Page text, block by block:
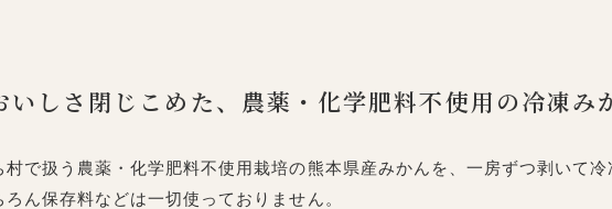
いしさ閉じこめた、農薬・化学肥料不使用の冷凍み
で扱う農薬・化学肥料不使用栽培の熊本県産みかんを、一房ずつ剥いて冷
ろん保存料などは一切使っておりません。